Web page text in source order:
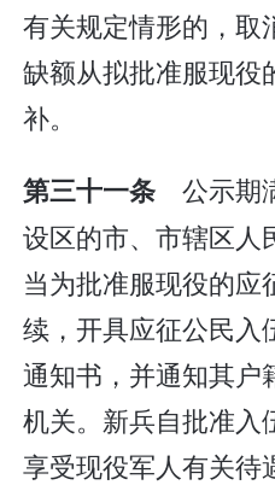
有关规定情形的，取
缺额从拟批准服现役
补。
第三十一条 公示期
设区的市、市辖区人
当为批准服现役的应
续，开具应征公民入
通知书，并通知其户
机关。新兵自批准入
享受现役军人有关待